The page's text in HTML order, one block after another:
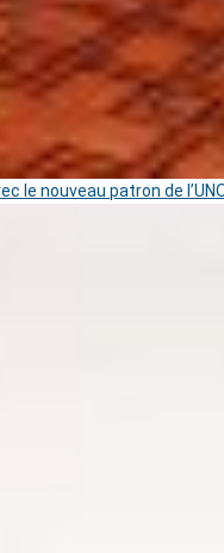
le nouveau patron de